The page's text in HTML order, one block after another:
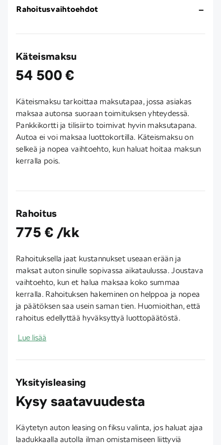
Rahoitusvaihtoehdot
Käteismaksu
54 500 €
Käteismaksu tarkoittaa maksutapaa, jossa asiakas
maksaa autonsa suoraan toimituksen yhteydessä.
Pankkikortti ja tilisiirto toimivat hyvin maksutapana.
Autoa ei voi maksaa luottokortilla. Käteismaksu on
selkeä ja nopea vaihtoehto, kun haluat hoitaa maksun
kerralla pois.
Rahoitus
775 € /kk
Rahoituksella jaat kustannukset useaan erään ja
maksat auton sinulle sopivassa aikataulussa. Joustava
vaihtoehto, kun et halua maksaa koko summaa
kerralla. Rahoituksen hakeminen on helppoa ja nopea
ja päätöksen saa usein saman tien. Huomioithan, että
rahoitus edellyttää hyväksyttyä luottopäätöstä.
Lue lisää
Yksityisleasing
Kysy saatavuudesta
Käytetyn auton leasing on fiksu valinta, jos haluat ajaa
laadukkaalla autolla ilman omistamiseen liittyviä